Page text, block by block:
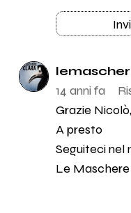
14 anni fa
Grazie
A presto
Seguiteci nel
Le